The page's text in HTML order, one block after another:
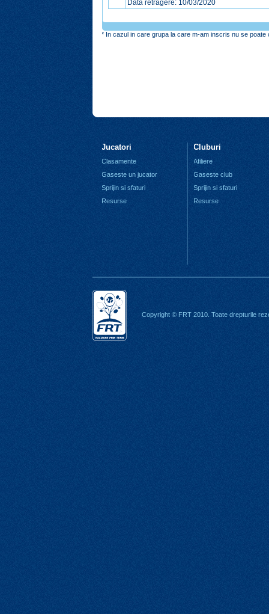
Data retragere: 10/03/2020
* In cazul in care grupa la care m-am inscris nu se poate
Jucatori
Clasamente
Gaseste un jucator
Sprijin si sfaturi
Resurse
Cluburi
Afiliere
Gaseste club
Sprijin si sfaturi
Resurse
Copyright © FRT 2010. Toate drepturile